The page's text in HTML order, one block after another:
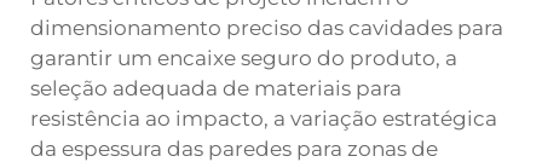
dimensionamento preciso das cavidades para
garantir um encaixe seguro do produto, a
seleção adequada de materiais para
resistência ao impacto, a variação estratégica
da espessura das paredes para zonas de